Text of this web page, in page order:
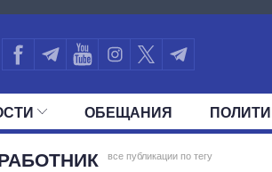
ОБЕЩАНИЯ
ВСЕ ПОЛИТИКИ ПРЕЗИДЕНТ И
все публикации по тегу